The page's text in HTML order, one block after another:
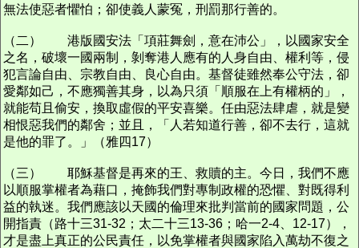
無法使惡者懼怕；卻使義人蒙冤，刑罰那行善的。
（二） 港版國安法「項莊舞劍，意在沛公」，以國家安全
之名，破壞一國兩制，剝奪港人應有的人身自由、權利等，侵
犯言論自由、宗教自由、良心自由。基督徒雖然奉公守法，卻
愛鄰如己，不應獨善其身，以為只須「順服在上有權柄的」，
就能苟且偷安，換取虛假的平安喜樂。任由惡法肆虐，就是變
相恨惡我們的鄰舍；並且，「人若知道行善，卻不去行，這就
是他的罪了。」（雅四17）
（三） 耶穌基督是再來的王、救贖的主。今日，我們不應
以順服掌權者為藉口，掩飾我們對專制政權的恐懼、對既得利
益的執迷。我們應該以天國的倫理來批判當前的國家問題，公
開指責（路十三31-32；太二十三13-36；哈一2-4、12-17），
才是盡上真正的公民責任，以免掌權者與國家陷入萬劫不復之